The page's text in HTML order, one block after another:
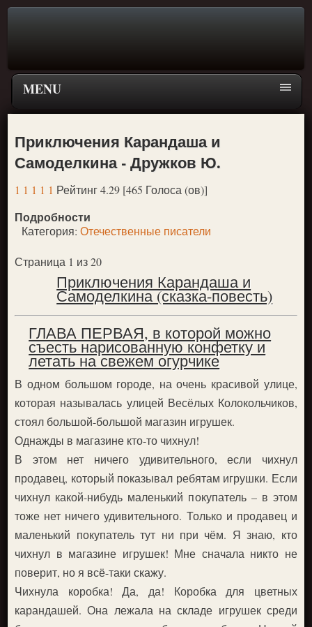
MENU
Главная страница
Поиск
ПЕРЕЙТИ К ГЛАВНОМУ МЕНЮ СКАЗОК
Новое
Популярное
Приключения Карандаша и
Самоделкина - Дружков Ю.
1 1 1 1 1 Рейтинг 4.29 [465 Голоса (ов)]
Подробности
Категория:Отечественные писатели
Страница 1 из 20
Приключения Карандаша и
Самоделкина (сказка-повесть)
ГЛАВА ПЕРВАЯ, в которой можно
съесть нарисованную конфетку и
летать на свежем огурчике
В одном большом городе, на очень красивой улице,
которая называлась улицей Весёлых Колокольчиков,
стоял большой-большой магазин игрушек.
Однажды в магазине кто-то чихнул!
В этом нет ничего удивительного, если чихнул
продавец, который показывал ребятам игрушки. Если
чихнул какой-нибудь маленький покупатель – в этом
тоже нет ничего удивительного. Только и продавец и
маленький покупатель тут ни при чём. Я знаю, кто
чихнул в магазине игрушек! Мне сначала никто не
поверит, но я всё-таки скажу.
Чихнула коробка! Да, да! Коробка для цветных
карандашей. Она лежала на складе игрушек среди